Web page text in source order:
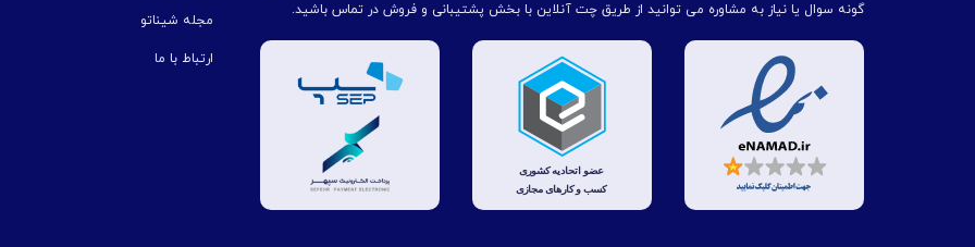
گونه سوال یا نیاز به مشاوره می توانید از طریق چت آنلاین با بخش پشتیبانی و فروش در تماس باشید.
مجله شیناتو
ارتباط با ما